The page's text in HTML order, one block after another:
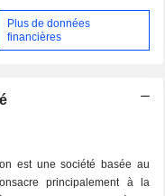
Plus de données
financières
est une société basée au
principalement à la